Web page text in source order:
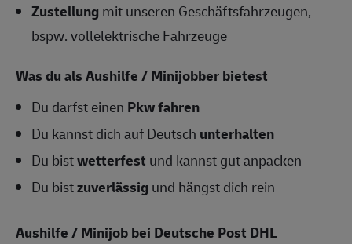
Zustellungmit unseren Geschäftsfahrzeugen,
bspw. vollelektrische Fahrzeuge
Was du als Aushilfe / Minijobber bietest
Du darfst einen Pkw fahren
Du kannst dich auf Deutsch unterhalten
Du bistwetterfest und kannst gut anpacken
Du bistzuverlässigund hängst dich rein
Aushilfe / Minijob bei Deutsche Post DHL